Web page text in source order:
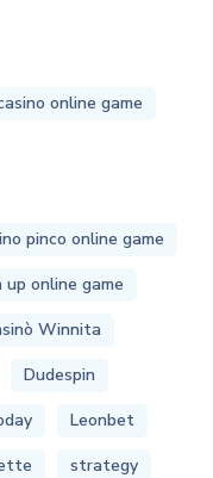
online game
pinco online game
up online game
Winnita
Dudespin
Leonbet
strategy